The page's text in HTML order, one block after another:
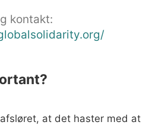
kontakt:
at det haster med at